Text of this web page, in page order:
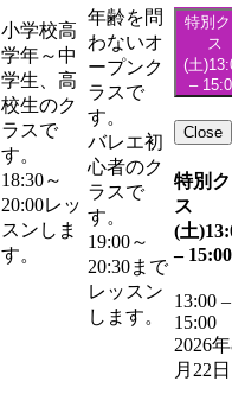
小学校高
学年～中
学生、高
校生のク
ラスで
す。
18:30～
20:00レッ
スンしま
す。
年齢を問
わないオ
ープンク
ラスで
す。
バレエ初
心者のク
ラスで
す。
19:00～
20:30まで
レッスン
します。
特別
ス
(土)
–
Close
特別
ス
(土)
– 15:00
13:00 –
15:00
2026
月22日